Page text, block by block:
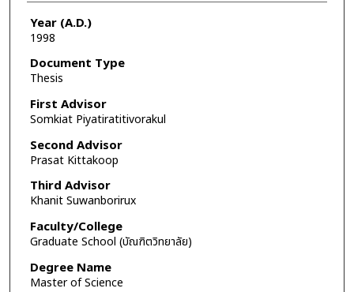
Year (A.D.)
1998
Document Type
Thesis
First Advisor
Somkiat Piyatiratitivorakul
Second Advisor
Prasat Kittakoop
Third Advisor
Khanit Suwanborirux
Faculty/College
Graduate School (บัณฑิตวิทยาลัย)
Degree Name
Master of Science